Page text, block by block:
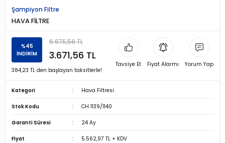
Şampiyon Filtre
HAVA FİLTRE
%45
İNDİRİM
6.675,56 TL
3.671,56 TL
384,23 TL den başlayan taksitlerle!
Tavsiye Et Fiyat Alarmı Yorum Yap
Kategori Hava Filtresi
Stok Kodu CH 1139/1140
Garanti Süresi 24 Ay
Fiyat 5.562,97 TL + KDV